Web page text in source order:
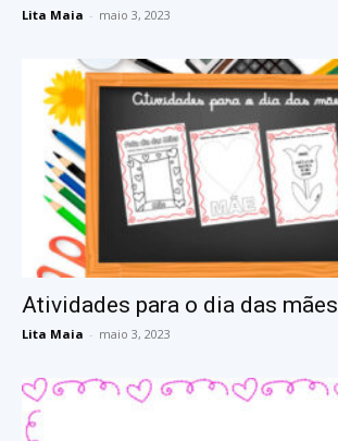
Lita Maia - maio 3, 2023
Atividades para o dia das mães
Lita Maia - maio 3, 2023